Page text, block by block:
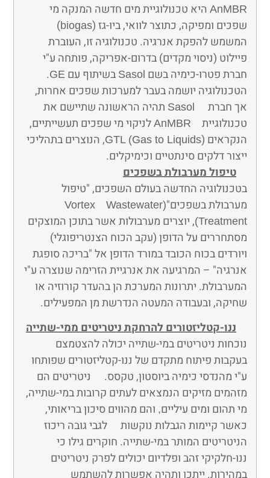
AnMBRהיא טכנולוגיית מים חדשה המנקה מי
שפכים ומפיקה, כתוצר לוואי, ביו-גז (biogas
)
המשמש להפקת אנרגיה. טכנולוגיה זו, העוברת
פיילוט (ניסוי מקדים) בדרום-אפריקה, פותחה ע"י
חברת פטרו-כימיה בשם Sasol בשיתוף עם GE
.
הטכנולוגיה יושמה בעבר למערכות שפכים אחרות,
אך חברת
Sasol תהיה הראשונה שתיישם את
טכנולוגיית
AnMBRלניקוי מי שפכים תעשייתיים,
הנקראים GTL (Gas to Liquids), הנוצרים בתהליכי
ייצור דלקים סינתטיים וכימיקלים.
טיפול מערבולת בשפכים
בטכנולוגיה החדשה בעולם השפכים, "טיפול
מערבולת בשפכים" (Vortex Wastewater
Treatment) , יוצרים מערבולות אשר בתוכן המוצקים
מסתחררים על הדופן (עקב הכוח הצנטריפוגלי)
ויורדים בכוח הכובד במורד הדופן אל "בריכה סופגת
אנרגיה" – המרגיעה את אנרגיית הזרימה שנוצרה ע"י
המערבולת. יתרונות המערכת הן בהעדר קורוזיה או
שחיקה, ובעבודה המעטה הנדרשת מן המפעילים.
ננו-קטליזטורים להרחקת ניטריטים ממי-שתייה
נוכחות ניטריטים במי-שתייה יכולה להצטמצם
בעקבות פיתוח מתקדם של ננו-קטליזטורים שפותחו
ע"י מהנדסי כימיה ביוסטון, טקסס. ניטריטים הם
מזהמים מזיקים הנמצאים לעתים קרובות במי-שתייה,
מי תהום ומים עיליים, והם מהווים סיכון בריאותי,
כאשר קיימות הגבלות נוקשות לגבי גובה ריכוז
הניטריטים המותר במי-שתייה. חוקרים גילו כי
ננו-חלקיקי זהב ופלדיום יכולים לפרק ניטריטים